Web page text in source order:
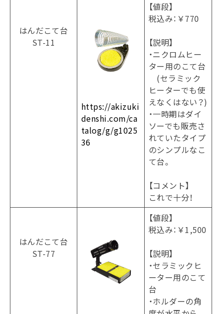
はんだこて台
ST-11
https://akizuki
denshi.com/ca
talog/g/g1025
36
【値段】
税込み：￥770
【説明】
・ニクロムヒー
ター用のこて台
(セラミック
ヒーターでも使
えなくはない？)
・一時期はダイ
ソーでも販売さ
れていたタイプ
のシンプルなこ
て台。
【コメント】
これで十分！
はんだこて台
ST-77
【値段】
税込み：￥1,500
【説明】
・セラミックヒ
ーター用のこて
台
・ホルダーの角